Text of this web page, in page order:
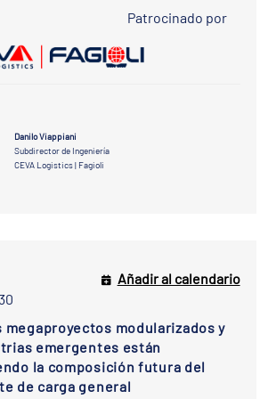
Patrocinado por
Danilo Viappiani
Subdirector de Ingeniería
CEVA Logistics | Fagioli
megaproyectos modularizados y
emergentes están
la composición futura del
de carga general
Añadir al calendario